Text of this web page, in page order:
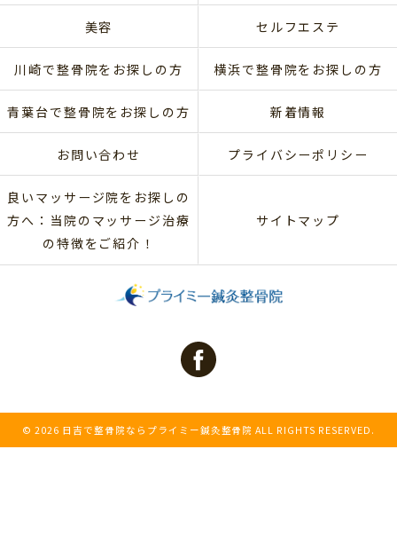
美容 セルフエステ
川崎で整骨院をお探しの方 横浜で整骨院をお探しの方
青葉台で整骨院をお探しの方 新着情報
お問い合わせ プライバシーポリシー
良いマッサージ院をお探しの
方へ：当院のマッサージ治療
の特徴をご紹介！
サイトマップ
© 2026 日吉で整骨院ならプライミー鍼灸整骨院 ALL RIGHTS RESERVED.